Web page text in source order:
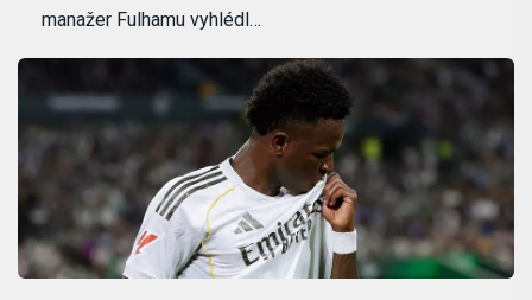
manažer Fulhamu vyhlédl…